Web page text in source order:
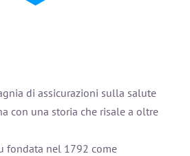
di assicurazioni sulla salute
con una storia che risale a oltre
fondata nel 1792 come